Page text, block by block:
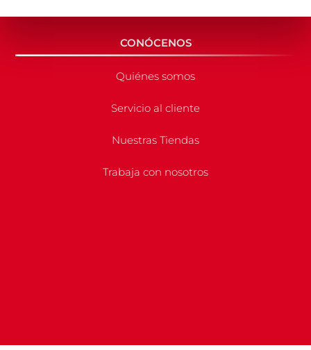
CONÓCENOS
Quiénes somos
Servicio al cliente
Nuestras Tiendas
Trabaja con nosotros